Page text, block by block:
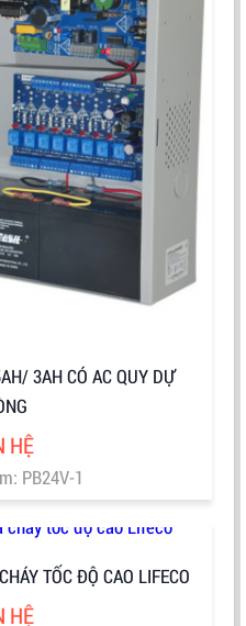
3AH CÓ AC QUY DỰ
HỆ
PB24V-1
TỐC ĐỘ CAO LIFECO
HỆ